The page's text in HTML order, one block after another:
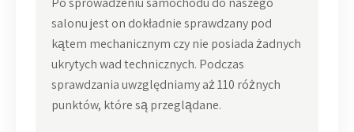
salonu jest on dokładnie sprawdzany pod
kątem mechanicznym czy nie posiada żadnych
ukrytych wad technicznych. Podczas
sprawdzania uwzględniamy aż 110 różnych
punktów, które są przeglądane.